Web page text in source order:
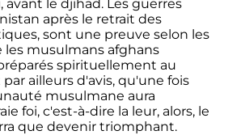
avant le djihad. Les guerres
après le retrait des
sont une preuve selon les
musulmans afghans
spirituellement au
ailleurs d'avis, qu'une fois
musulmane aura
foi, c'est-à-dire la leur, alors, le
que devenir triomphant.